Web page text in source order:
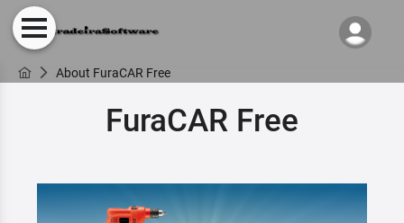
About FuraCAR Free
FuraCAR Free